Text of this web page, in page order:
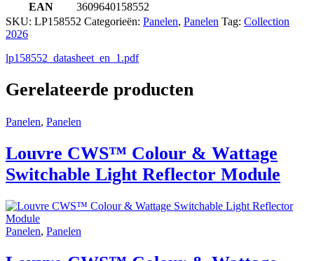
EAN
3609640158552
SKU: LP158552 Categorieën: Panelen, Panelen Tag: Collection
2026
lp158552_datasheet_en_1.pdf
Gerelateerde producten
Panelen, Panelen
Louvre CWS™ Colour & Wattage
Switchable Light Reflector Module
Panelen, Panelen